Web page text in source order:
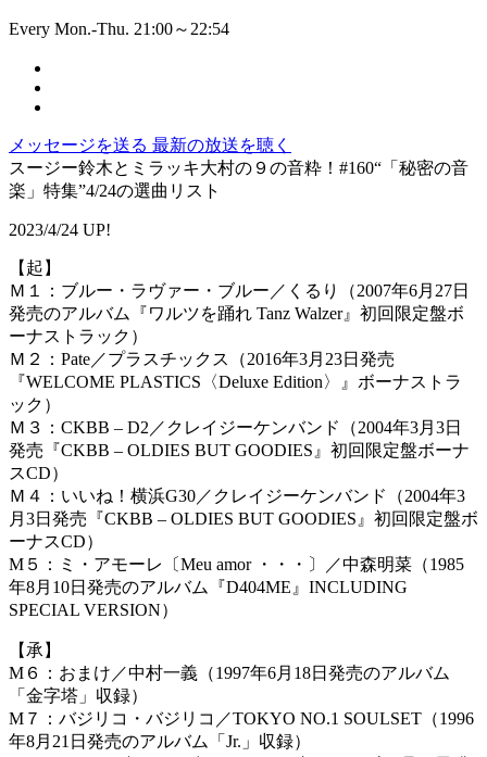
Every Mon.-Thu. 21:00～22:54
メッセージを送る 最新の放送を聴く
スージー鈴木とミラッキ大村の９の音粋！#160“「秘密の音
楽」特集”4/24の選曲リスト
2023/4/24 UP!
【起】
Ｍ１：ブルー・ラヴァー・ブルー／くるり（2007年6月27日
発売のアルバム『ワルツを踊れ Tanz Walzer』初回限定盤ボ
ーナストラック）
Ｍ２：Pate／プラスチックス（2016年3月23日発売
『WELCOME PLASTICS〈Deluxe Edition〉』ボーナストラ
ック）
Ｍ３：CKBB – D2／クレイジーケンバンド（2004年3月3日
発売『CKBB – OLDIES BUT GOODIES』初回限定盤ボーナ
スCD）
Ｍ４：いいね！横浜G30／クレイジーケンバンド（2004年3
月3日発売『CKBB – OLDIES BUT GOODIES』初回限定盤ボ
ーナスCD）
M５：ミ・アモーレ〔Meu amor ・・・〕／中森明菜（1985
年8月10日発売のアルバム『D404ME』INCLUDING
SPECIAL VERSION）
【承】
M６：おまけ／中村一義（1997年6月18日発売のアルバム
「金字塔」収録）
M７：バジリコ・バジリコ／TOKYO NO.1 SOULSET（1996
年8月21日発売のアルバム「Jr.」収録）